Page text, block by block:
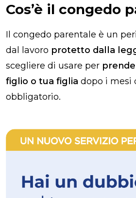
Cos’è il congedo
Il congedo parentale è un
dal lavoro protetto dalla
scegliere di usare per
figlio o tua figlia dopo i mesi
obbligatorio.